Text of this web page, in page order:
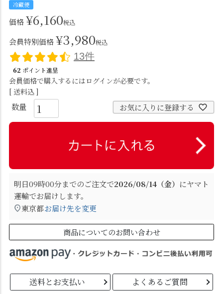
冷蔵便
価格¥6,160税込
会員特別価格¥3,980税込
13件
62 ポイント進呈
会員価格で購入するにはログインが必要です。
送料込
お気に入りに登録する
明日09時00分までのご注文で2026/08/14（金） にヤマト
運輸でお届けします。
東京都お届け先を変更
商品についてのお問い合わせ
送料とお支払い よくあるご質問